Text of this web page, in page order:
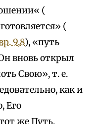
(
(
9,8), «путь
вновь открыл
Свою», т. е.
как и
Его
же Путь,